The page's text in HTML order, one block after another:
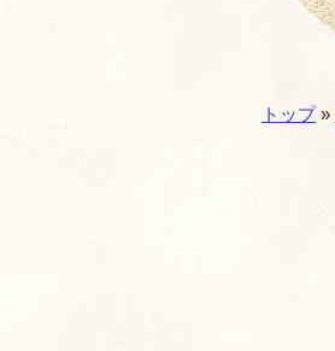
現在地:
トップ»